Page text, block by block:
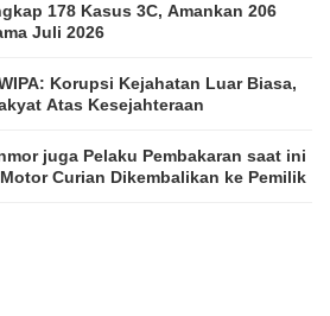
178 Kasus 3C, Amankan 206
Juli 2026
Korupsi Kejahatan Luar Biasa,
Atas Kesejahteraan
juga Pelaku Pembakaran saat ini
Curian Dikembalikan ke Pemilik